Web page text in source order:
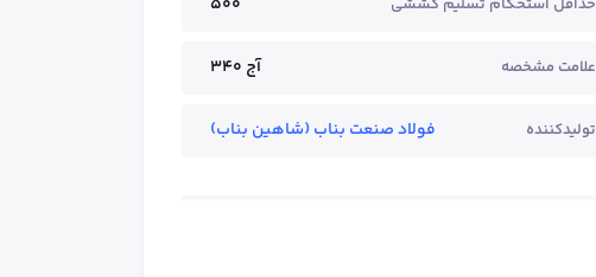
حداقل استحکام تسلیم کششی
علامت مشخصه آج ۳۴۰
تولیدکننده فولاد صنعت بناب (شاهین بناب)